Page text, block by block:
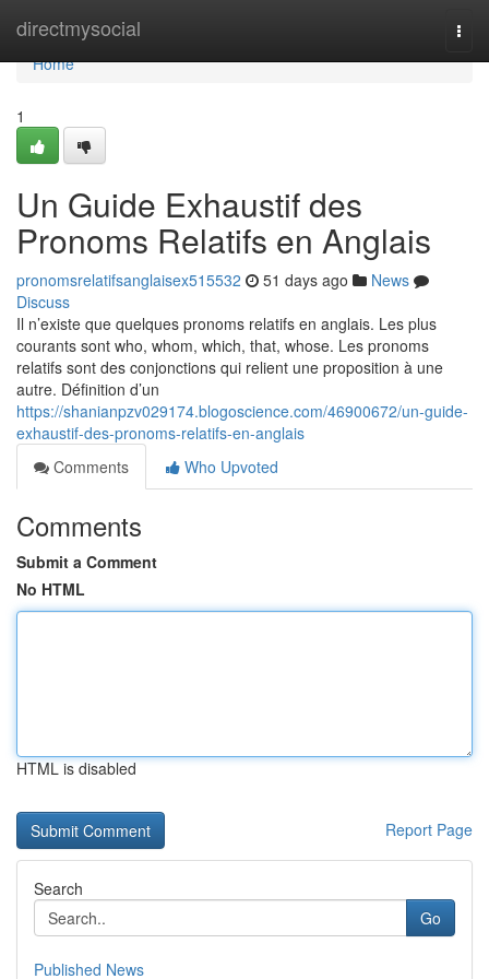
directmysocial
Home
Home
1
Un Guide Exhaustif des
Pronoms Relatifs en Anglais
pronomsrelatifsanglaisex515532 51 days ago
News
Discuss
Il n’existe que quelques pronoms relatifs en anglais. Les plus
courants sont who, whom, which, that, whose. Les pronoms
relatifs sont des conjonctions qui relient une proposition à une
autre. Définition d’un
https://shanianpzv029174.blogoscience.com/46900672/un-guide-
exhaustif-des-pronoms-relatifs-en-anglais
Comments
Who Upvoted
Comments
Submit a Comment
No HTML
HTML is disabled
Report Page
Search
Go
Published News